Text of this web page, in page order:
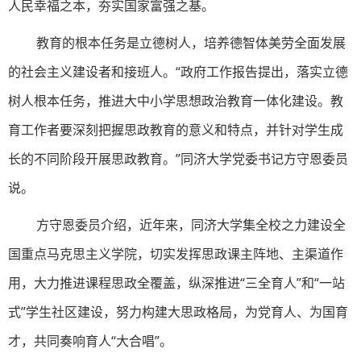
人民幸福之本，夯实国家富强之基。
教育的根本任务是立德树人，培养德智体美劳全面发展
的社会主义建设者和接班人。“政府工作报告提出，落实立德
树人根本任务，推进大中小学思想政治教育一体化建设。教
育工作者要深刻把握思政教育的意义和特点，并针对学生成
长的不同阶段开展思政教育。”同济大学党委书记方守恩委员
说。
方守恩委员介绍，近年来，同济大学集全校之力建设全
国重点马克思主义学院，切实发挥思政课主阵地、主渠道作
用，大力推进课程思政全覆盖，纵深推进“三全育人”和“一站
式”学生社区建设，努力构建大思政格局，为党育人、为国育
才，共同奏响育人“大合唱”。